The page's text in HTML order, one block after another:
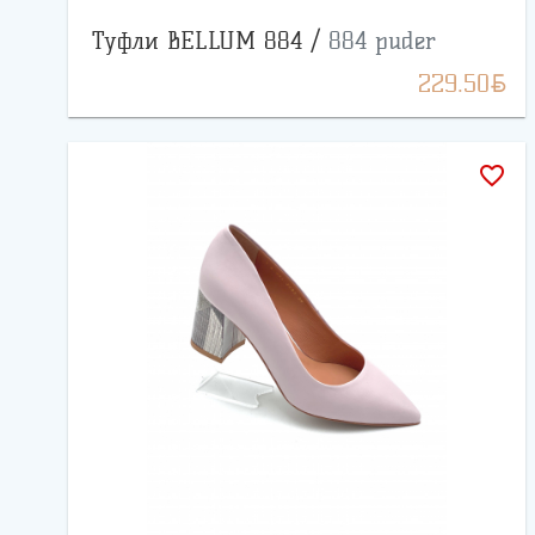
Туфли BELLUM 884 / 884 puder
229.50BYN
favorite_border